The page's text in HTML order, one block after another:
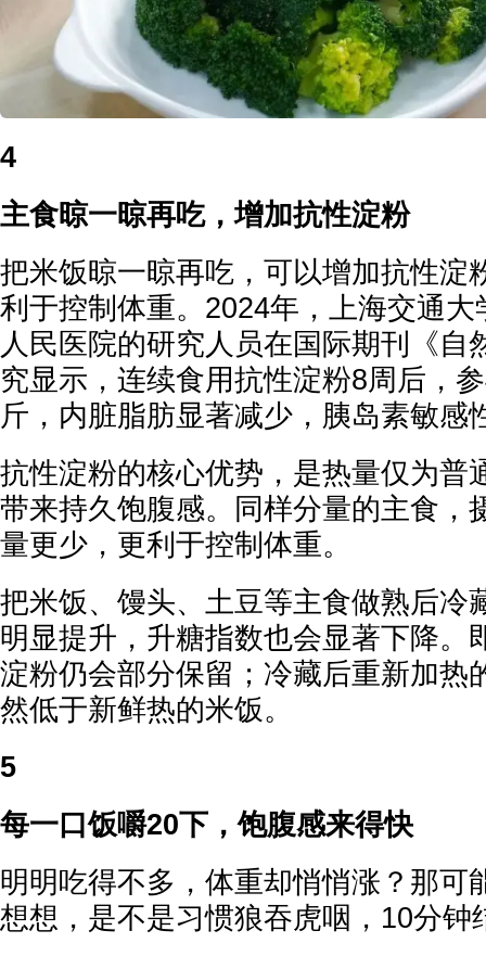
4
主食晾一晾再吃，增加抗性淀粉
把米饭晾一晾再吃，可以增加抗性淀
利于控制体重。2024年，上海交通
人民医院的研究人员在国际期刊《自
究显示，连续食用抗性淀粉8周后，
斤，内脏脂肪显著减少，胰岛素敏感
抗性淀粉的核心优势，是热量仅为普
带来持久饱腹感。同样分量的主食，
量更少，更利于控制体重。
把米饭、馒头、土豆等主食做熟后冷
明显提升，升糖指数也会显著下降。
淀粉仍会部分保留；冷藏后重新加热
然低于新鲜热的米饭。
5
每一口饭嚼20下，饱腹感来得快
明明吃得不多，体重却悄悄涨？那可
想想，是不是习惯狼吞虎咽，10分钟